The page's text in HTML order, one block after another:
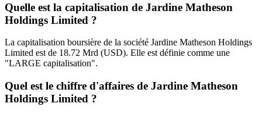
Quelle est la capitalisation de Jardine Matheson
Holdings Limited ?
La capitalisation boursière de la société Jardine Matheson Holdings
Limited est de 18.72 Mrd (USD). Elle est définie comme une
"LARGE capitalisation".
Quel est le chiffre d'affaires de Jardine Matheson
Holdings Limited ?